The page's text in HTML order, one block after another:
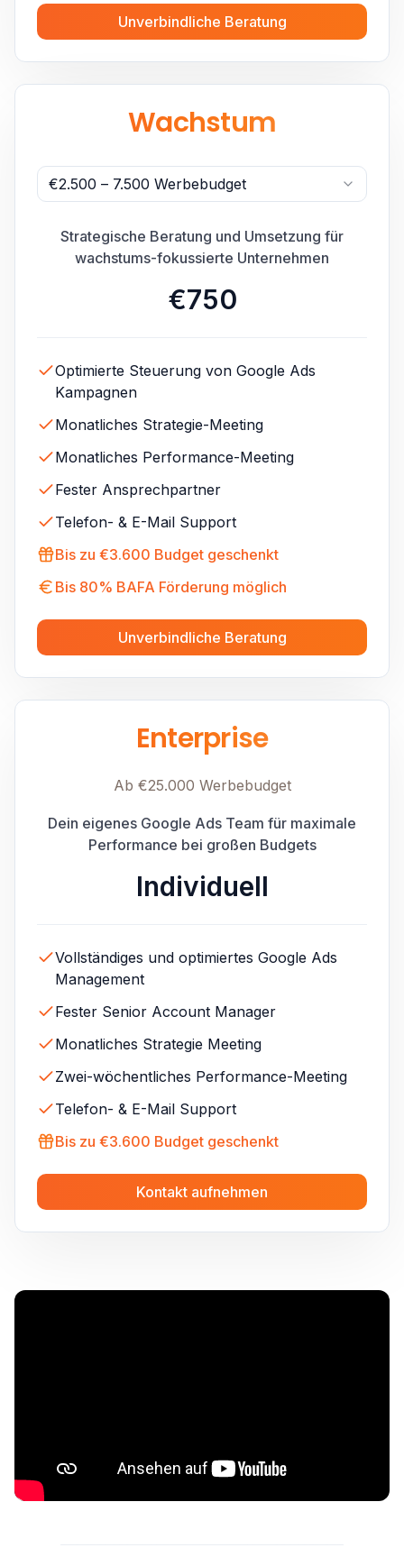
Unverbindliche Beratung
Wachstum
€2.500 – 7.500 Werbebudget
Strategische Beratung und Umsetzung für
wachstums-fokussierte Unternehmen
€750
Optimierte Steuerung von Google Ads
Kampagnen
Monatliches Strategie-Meeting
Monatliches Performance-Meeting
Fester Ansprechpartner
Telefon- & E-Mail Support
Bis zu €3.600 Budget geschenkt
Bis 80% BAFA Förderung möglich
Unverbindliche Beratung
Enterprise
Ab €25.000 Werbebudget
Dein eigenes Google Ads Team für maximale
Performance bei großen Budgets
Individuell
Vollständiges und optimiertes Google Ads
Management
Fester Senior Account Manager
Monatliches Strategie Meeting
Zwei-wöchentliches Performance-Meeting
Telefon- & E-Mail Support
Bis zu €3.600 Budget geschenkt
Kontakt aufnehmen